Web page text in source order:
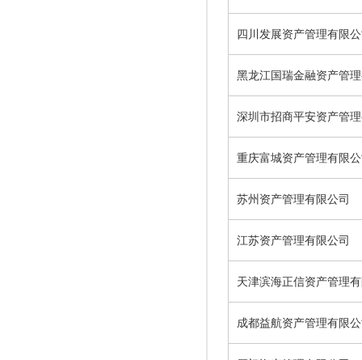
四川发展资产管理有限
黑龙江国瑞金融资产管
深圳市招商平安资产管
重庆富城资产管理有限
苏州资产管理有限公司
江苏资产管理有限公司
天津滨海正信资产管理
成都益航资产管理有限